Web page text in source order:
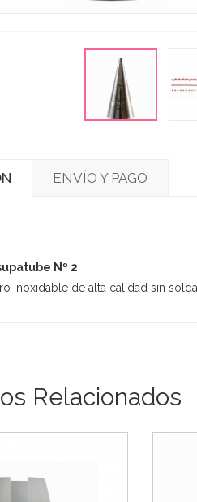
ENVÍO Y PAGO
Nº 2
inoxidable de alta calidad sin
Relacionados